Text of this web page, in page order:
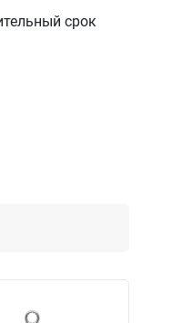
срок